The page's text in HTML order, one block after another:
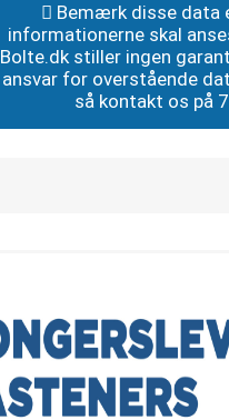
Bemærk disse data
informationerne skal
Bolte.dk stiller ingen
ansvar for overstående
så kontakt os på